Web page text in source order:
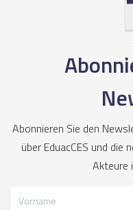
Abonnieren Sie den
über EduacCES und die
Akteure